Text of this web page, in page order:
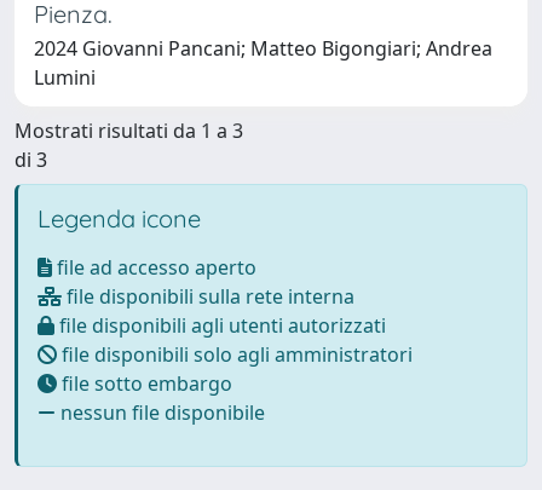
Pienza.
2024 Giovanni Pancani; Matteo Bigongiari; Andrea
Lumini
Mostrati risultati da 1 a 3
di 3
Legenda icone
file ad accesso aperto
file disponibili sulla rete interna
file disponibili agli utenti autorizzati
file disponibili solo agli amministratori
file sotto embargo
nessun file disponibile